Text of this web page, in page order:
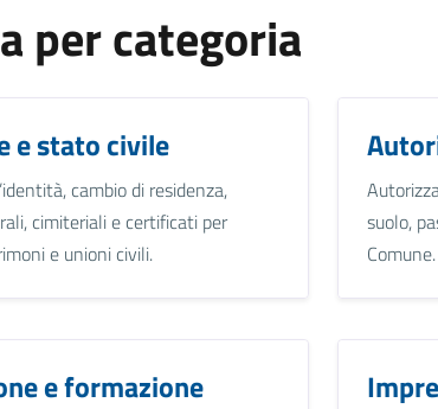
per categoria
e stato civile
cambio di residenza,
cimiteriali e certificati per
e unioni civili.
suolo,
Comune.
e formazione